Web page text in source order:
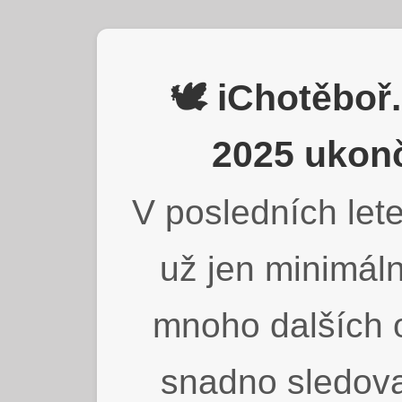
🕊️
2025
V posledních
už jen
mnoho dalších
snadno